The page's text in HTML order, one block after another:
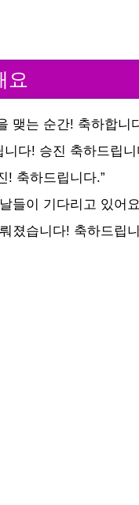
요
맺는 순간! 축하합니
다! 승진 축하드립니
! 축하드립니다.”
들이 기다리고 있어
졌습니다! 축하드립